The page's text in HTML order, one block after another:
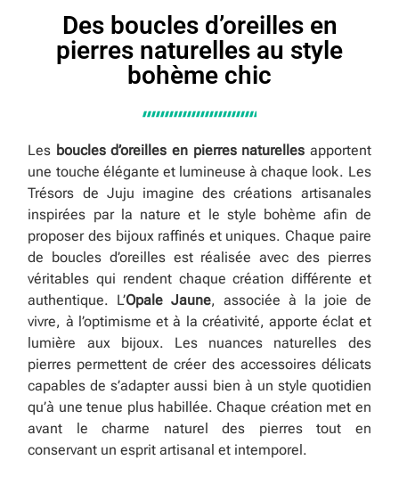
Des boucles d’oreilles en
pierres naturelles au style
bohème chic
Les boucles d’oreilles en pierres naturelles apportent
une touche élégante et lumineuse à chaque look. Les
Trésors de Juju imagine des créations artisanales
inspirées par la nature et le style bohème afin de
proposer des bijoux raffinés et uniques. Chaque paire
de boucles d’oreilles est réalisée avec des pierres
véritables qui rendent chaque création différente et
authentique. L’Opale Jaune, associée à la joie de
vivre, à l’optimisme et à la créativité, apporte éclat et
lumière aux bijoux. Les nuances naturelles des
pierres permettent de créer des accessoires délicats
capables de s’adapter aussi bien à un style quotidien
qu’à une tenue plus habillée. Chaque création met en
avant le charme naturel des pierres tout en
conservant un esprit artisanal et intemporel.